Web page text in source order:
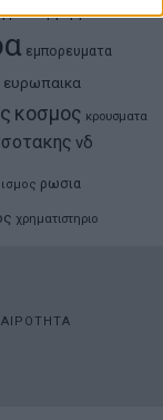
βουλη γερμανια
εμπορευματα
ευρωπαικα
κοσμος κρουσματα
νδ
ρωσια
χρηματιστηριο